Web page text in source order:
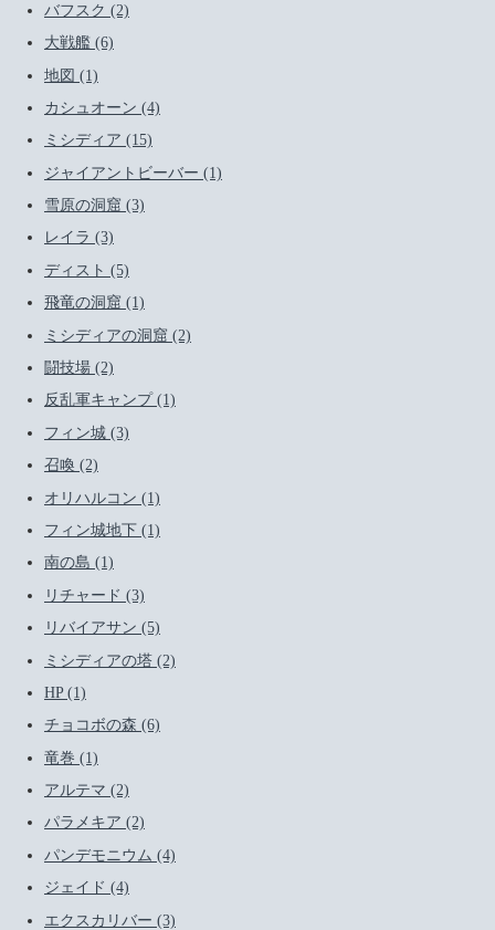
バフスク (2)
大戦艦 (6)
地図 (1)
カシュオーン (4)
ミシディア (15)
ジャイアントビーバー (1)
雪原の洞窟 (3)
レイラ (3)
ディスト (5)
飛竜の洞窟 (1)
ミシディアの洞窟 (2)
闘技場 (2)
反乱軍キャンプ (1)
フィン城 (3)
召喚 (2)
オリハルコン (1)
フィン城地下 (1)
南の島 (1)
リチャード (3)
リバイアサン (5)
ミシディアの塔 (2)
HP (1)
チョコボの森 (6)
竜巻 (1)
アルテマ (2)
パラメキア (2)
パンデモニウム (4)
ジェイド (4)
エクスカリバー (3)